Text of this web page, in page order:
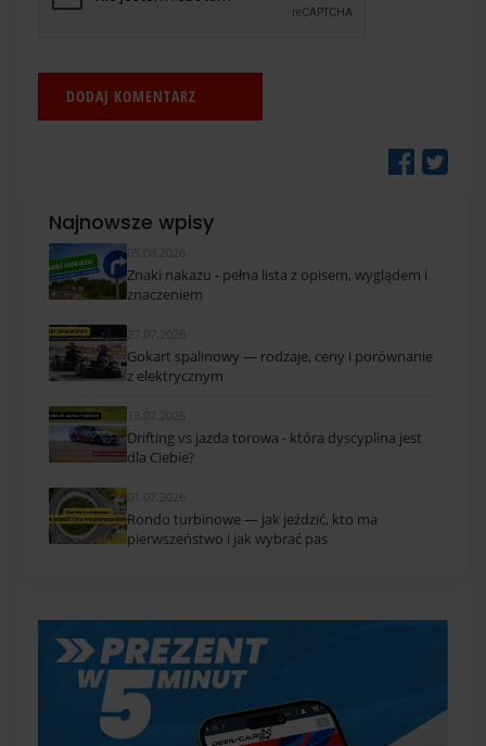
Najnowsze wpisy
05.08.2026
Znaki nakazu - pełna lista z opisem, wyglądem i
znaczeniem
27.07.2026
Gokart spalinowy — rodzaje, ceny i porównanie
z elektrycznym
13.07.2026
Drifting vs jazda torowa - która dyscyplina jest
dla Ciebie?
01.07.2026
Rondo turbinowe — jak jeździć, kto ma
pierwszeństwo i jak wybrać pas